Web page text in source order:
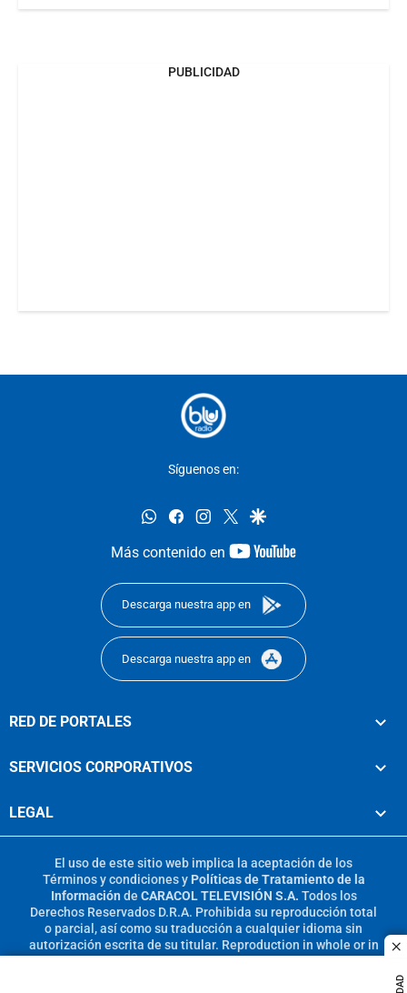
PUBLICIDAD
Síguenos en:
whatsappfacebookinstagram
twittergoogle
Más contenido en
youtube-
Descarga nuestra app en
Descarga nuestra app en
RED DE PORTALES
SERVICIOS CORPORATIVOS
LEGAL
El uso de este sitio web implica la aceptación de los
Términos y condicionesy Políticas de Tratamiento de la
Información de CARACOL TELEVISIÓN S.A. Todos los
Derechos Reservados D.R.A. Prohibida su reproducción total
o parcial, así como su traducción a cualquier idioma sin
autorización escrita de su titular. Reproduction in whole or in